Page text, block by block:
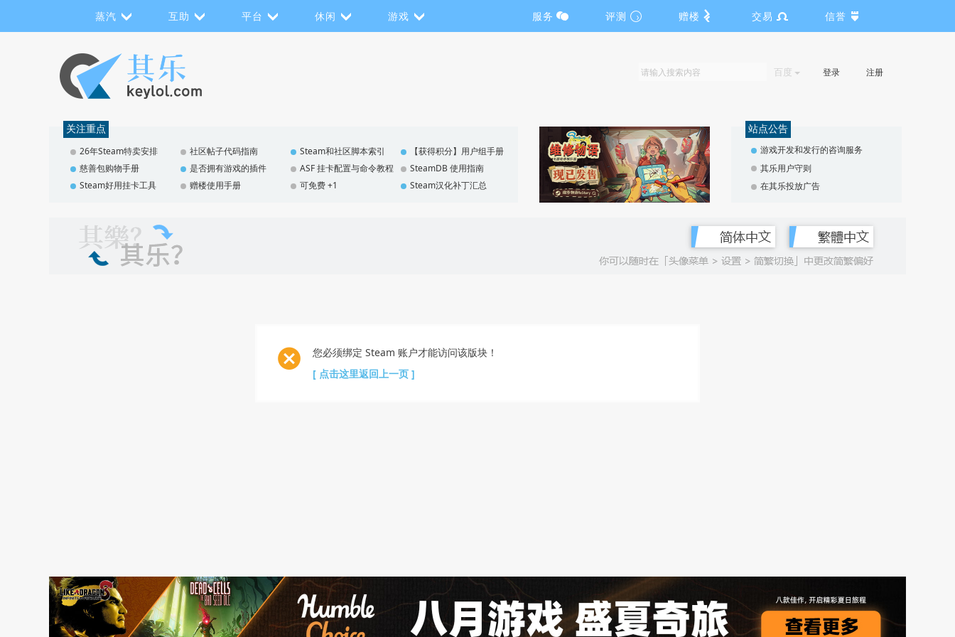
蒸汽 互助 平台 休闲 游戏 服务 评测 赠楼 交易 信誉
百度 登录 注册
关注重点
26年Steam特卖安排 社区帖子代码指南 Steam和社区脚本索引
【获得积分】用户组手册
慈善包购物手册
是否拥有游戏的插件 ASF 挂卡配置与命令教程
SteamDB 使用指南
Steam好用挂卡工具
赠楼使用手册 可免费 +1 Steam汉化补丁汇总
站点公告
游戏开发和发行的咨询服务
其乐用户守则
在其乐投放广告
您必须绑定 Steam 账户才能访问该版块！
[ 点击这里返回上一页 ]